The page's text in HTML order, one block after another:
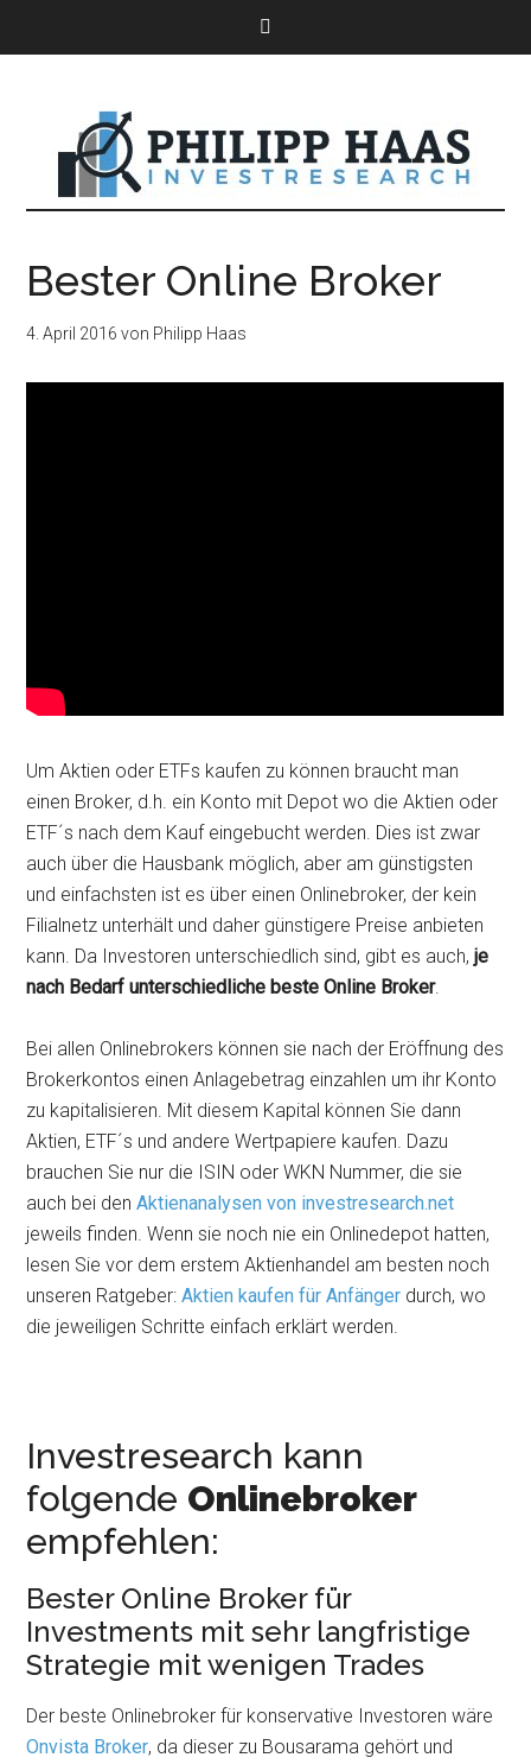
Bester Online Broker
4. April 2016 von Philipp Haas
Um Aktien oder ETFs kaufen zu können braucht man
einen Broker, d.h. ein Konto mit Depot wo die Aktien oder
ETF´s nach dem Kauf eingebucht werden. Dies ist zwar
auch über die Hausbank möglich, aber am günstigsten
und einfachsten ist es über einen Onlinebroker, der kein
Filialnetz unterhält und daher günstigere Preise anbieten
kann. Da Investoren unterschiedlich sind, gibt es auch,je
nach Bedarf unterschiedliche beste Online Broker.
Bei allen Onlinebrokers können sie nach der Eröffnung des
Brokerkontos einen Anlagebetrag einzahlen um ihr Konto
zu kapitalisieren. Mit diesem Kapital können Sie dann
Aktien, ETF´s und andere Wertpapiere kaufen. Dazu
brauchen Sie nur die ISIN oder WKN Nummer, die sie
auch bei denAktienanalysen von investresearch.net
jeweils finden. Wenn sie noch nie ein Onlinedepot hatten,
lesen Sie vor dem erstem Aktienhandel am besten noch
unseren Ratgeber:Aktien kaufen für Anfänger durch, wo
die jeweiligen Schritte einfach erklärt werden.
Investresearch kann
folgende Onlinebroker
empfehlen:
Bester Online Broker für
Investments mit sehr langfristige
Strategie mit wenigen Trades
Der beste Onlinebroker für konservative Investoren wäre
Onvista Broker, da dieser zu Bousarama gehört und